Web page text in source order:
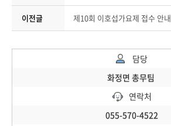
이전글 제10회 이호섭가요제 접수 안내
담당
화정면 총무팀
연락처
055-570-4522